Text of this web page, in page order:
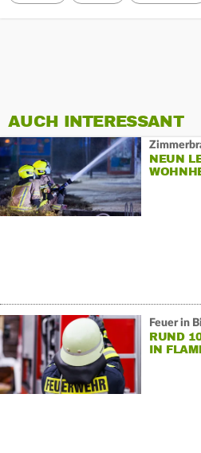
AUCH INTERESSANT
NEUN
Feuer in
RUND
IN